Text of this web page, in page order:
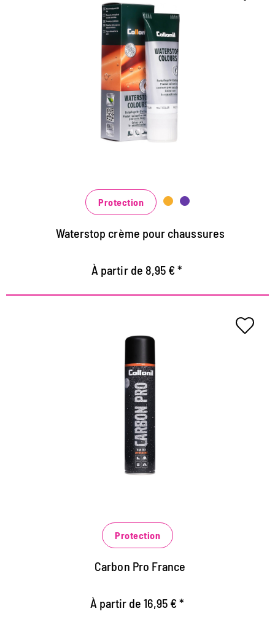
Crème de couleur colorée et
d'imprégnation
Maintient tous les matériaux de cuir lisse et de haute
technologie avec effet d'imprégnation
Nourrit le cuir, il garde durable
Protection
Waterstop crème pour chaussures
À partir de 8,95 € *
Protection de haute technologie
pour tous les matériaux
Pour les chaussures, les vestes de fonction, les sacs
à main, les sacs à dos et bien plus encore
agit comme une membrane pulvérisable avec un
Protection
Carbon Pro France
À partir de 16,95 € *